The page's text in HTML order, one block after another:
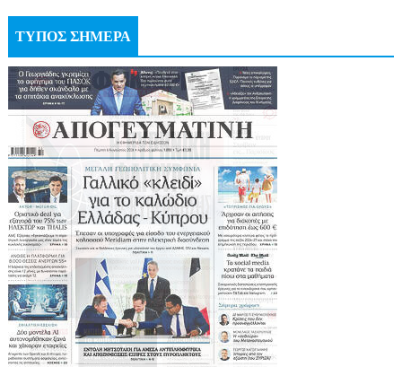
ΤΥΠΟΣ ΣΗΜΕΡΑ